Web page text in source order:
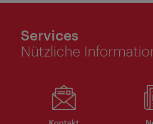
Services
Nützliche